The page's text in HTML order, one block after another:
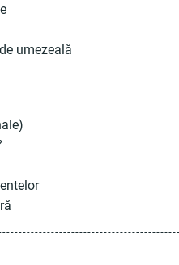
umezeală